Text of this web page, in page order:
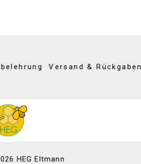
Versand & Rückgaben
HEG Eltmann